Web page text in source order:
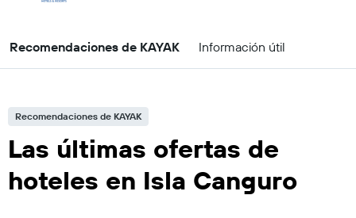
Recomendaciones de KAYAK Información útil
Recomendaciones de KAYAK
Las últimas ofertas de
hoteles en Isla Canguro